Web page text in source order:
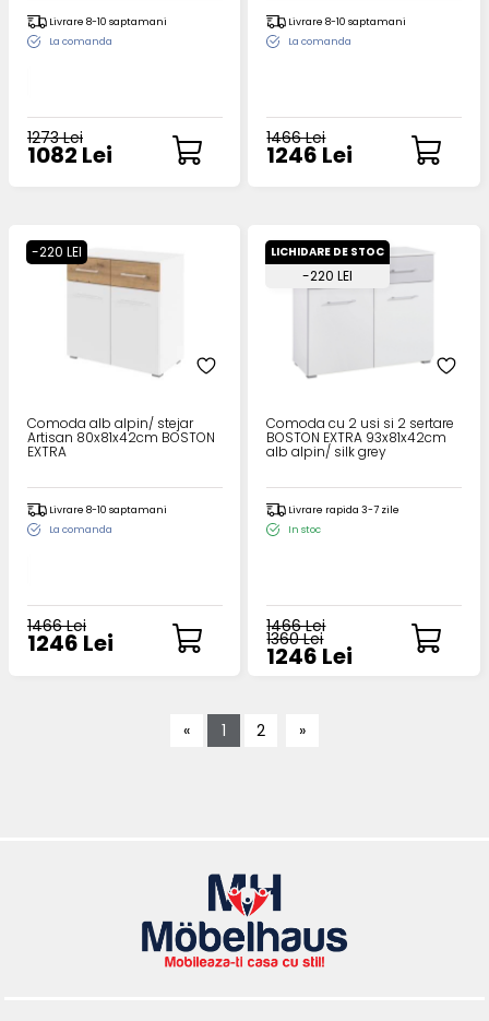
Livrare 8-10 saptamani
La comanda
1273 Lei
1082 Lei
Livrare 8-10 saptamani
La comanda
1466 Lei
1246 Lei
-220 LEI
Comoda alb alpin/ stejar
Artisan 80x81x42cm BOSTON
EXTRA
Livrare 8-10 saptamani
La comanda
1466 Lei
1246 Lei
LICHIDARE DE STOC
-220 LEI
Comoda cu 2 usi si 2 sertare
BOSTON EXTRA 93x81x42cm
alb alpin/ silk grey
Livrare rapida 3-7 zile
In stoc
1466 Lei
1360 Lei
1246 Lei
« 1 2 »